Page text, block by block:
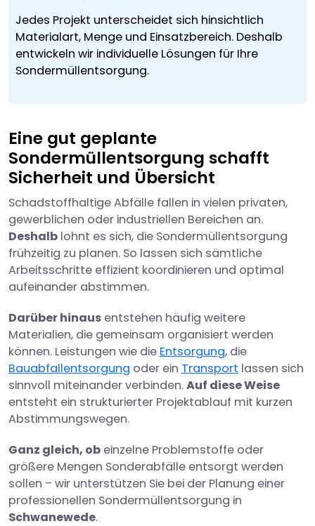
Jedes Projekt unterscheidet sich hinsichtlich
Materialart, Menge und Einsatzbereich. Deshalb
entwickeln wir individuelle Lösungen für Ihre
Sondermüllentsorgung.
Eine gut geplante
Sondermüllentsorgung schafft
Sicherheit und Übersicht
Schadstoffhaltige Abfälle fallen in vielen privaten,
gewerblichen oder industriellen Bereichen an.
Deshalb lohnt es sich, die Sondermüllentsorgung
frühzeitig zu planen. So lassen sich sämtliche
Arbeitsschritte effizient koordinieren und optimal
aufeinander abstimmen.
Darüber hinaus entstehen häufig weitere
Materialien, die gemeinsam organisiert werden
können. Leistungen wie die Entsorgung, die
Bauabfallentsorgung oder ein Transport lassen sich
sinnvoll miteinander verbinden.Auf diese Weise
entsteht ein strukturierter Projektablauf mit kurzen
Abstimmungswegen.
Ganz gleich, ob einzelne Problemstoffe oder
größere Mengen Sonderabfälle entsorgt werden
sollen – wir unterstützen Sie bei der Planung einer
professionellen Sondermüllentsorgung in
Schwanewede.